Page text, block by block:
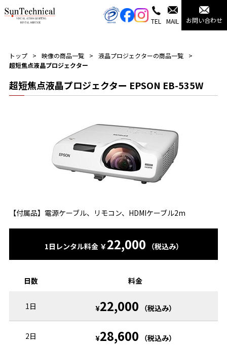
TEL MAIL お問い合わせ
トップ 映像の商品一覧
液晶プロジェクターの商品一覧
超短焦点液晶プロジェクター
超短焦点液晶プロジェクター EPSON EB-535W
【付属品】電源ケーブル、リモコン、HDMIケーブル2m
1日レンタル料金 ￥22,000 （税込み）
日数 料金
1日 ¥22,000 （税込み）
2日 ¥28,600 （税込み）